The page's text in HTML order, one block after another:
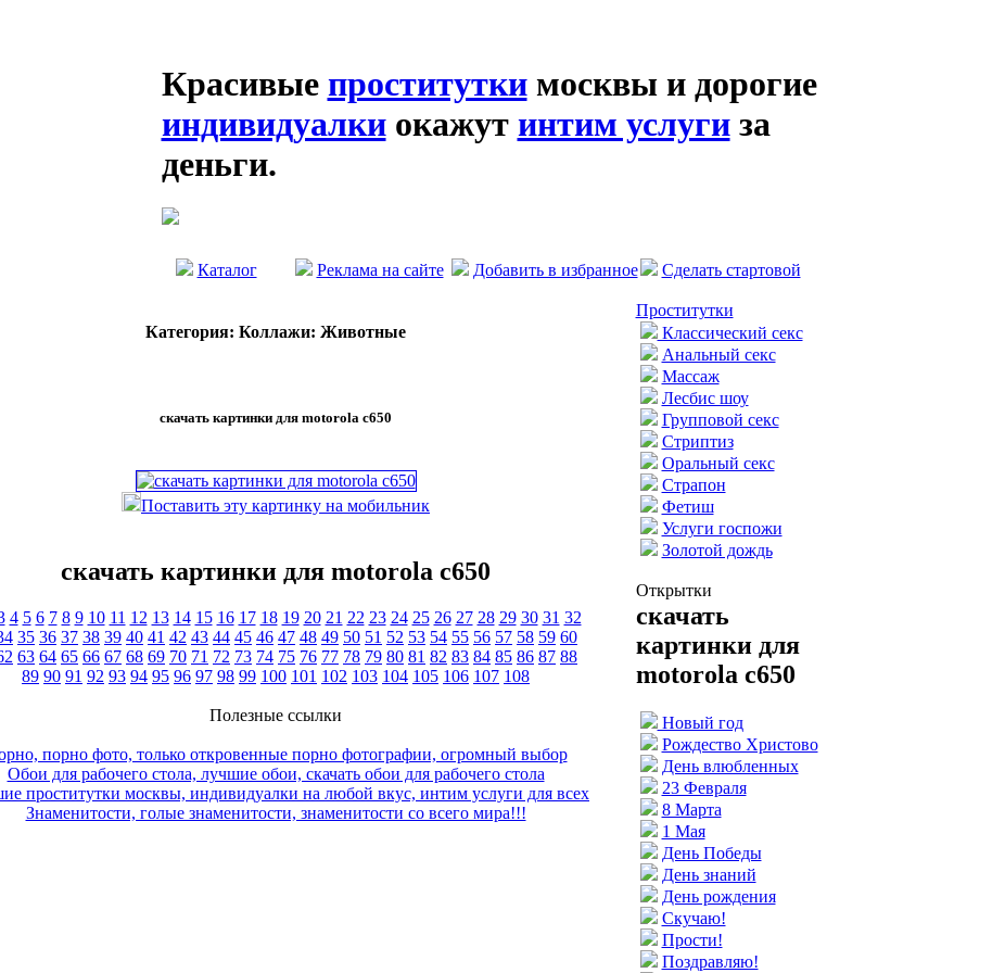
Красивые проституткимосквы и дорогие
индивидуалкиокажут интим услугиза
деньги.
Каталог Реклама на сайте Добавить в избранное Сделать стартовой
Категория: Коллажи: Животные
скачать картинки для motorola c650
Поставить эту картинку на мобильник
скачать картинки для motorola c650
4 5 6 7 8 9 10 11 12 13 14 15 16 17 18 19 20 21 22 23 24 25 26 27 28 29 30 31 32
35 36 37 38 39 40 41 42 43 44 45 46 47 48 49 50 51 52 53 54 55 56 57 58 59 60
63 64 65 66 67 68 69 70 71 72 73 74 75 76 77 78 79 80 81 82 83 84 85 86 87 88
89 90 91 92 93 94 95 96 97 98 99 100 101 102 103 104 105 106 107 108
Полезные ссылки
порно фото, только откровенные порно фотографии, огромный выбор
Обои для рабочего стола, лучшие обои, скачать обои для рабочего стола
проститутки москвы, индивидуалки на любой вкус, интим услуги для всех
Знаменитости, голые знаменитости, знаменитости со всего мира!!!
Проститутки
Классический секс
Анальный секс
Массаж
Лесбис шоу
Групповой секс
Стриптиз
Оральный секс
Страпон
Фетиш
Услуги госпожи
Золотой дождь
Открытки
скачать
картинки для
motorola c650
Новый год
Рождество Христово
День влюбленных
23 Февраля
8 Марта
1 Мая
День Победы
День знаний
День рождения
Скучаю!
Прости!
Поздравляю!